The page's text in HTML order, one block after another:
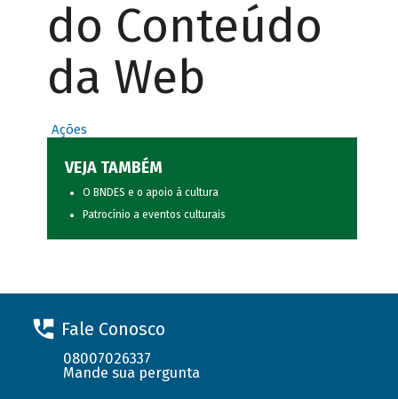
do Conteúdo
da Web
Ações
VEJA TAMBÉM
O BNDES e o apoio à cultura
Patrocínio a eventos culturais
Fale Conosco
08007026337
Mande sua pergunta